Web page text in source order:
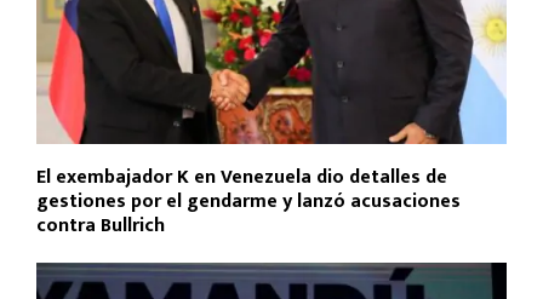
El exembajador K en Venezuela dio detalles de
gestiones por el gendarme y lanzó acusaciones
contra Bullrich